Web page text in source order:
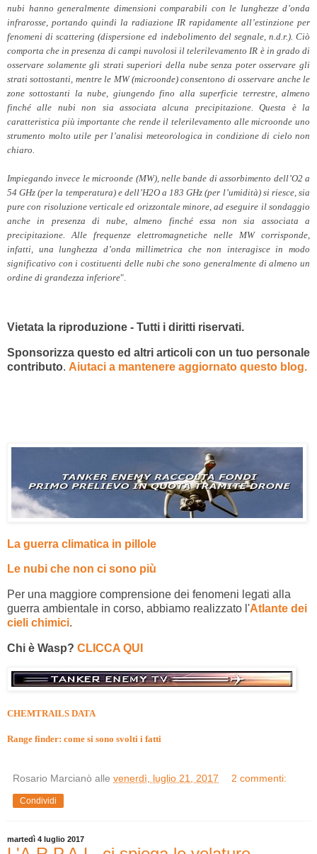
nubi hanno generalmente dimensioni comparabili con le lunghezze d’onda
infrarosse, portando quindi la radiazione IR rapidamente all’estinzione per
fenomeni di scattering (dispersione ed indebolimento del segnale, n.d.r.). Ciò
comporta che in presenza di campi nuvolosi il telerilevamento IR è in grado di
osservare solamente gli strati superiori della nube senza poter osservare gli
strati sottostanti, mentre le MW (microonde) consentono di osservare anche le
zone sottostanti la nube, giungendo fino alla superficie terrestre, almeno
finché alle nubi non sia associata alcuna precipitazione. Questa è la
caratteristica più importante che rende il telerilevamento alle microonde uno
strumento molto utile per l’analisi meteorologica in condizione di cielo non
chiaro.
Impiegando invece le microonde (MW), nelle bande di assorbimento dell’O2 a
54 GHz (per la temperatura) e dell’H2O a 183 GHz (per l’umidità) si riesce, sia
pure con risoluzione verticale ed orizzontale minore, ad eseguire il sondaggio
anche in presenza di nube, almeno finché essa non sia associata a
precipitazione. Alle frequenze elettromagnetiche nelle MW corrisponde,
infatti, una lunghezza d’onda millimetrica che non interagisce in modo
significativo con i costituenti delle nubi che sono generalmente di almeno un
ordine di grandezza inferiore".
Vietata la riproduzione - Tutti i diritti riservati.
Sponsorizza questo ed altri articoli con un tuo personale
contributo. Aiutaci a mantenere aggiornato questo blog.
La guerra climatica in pillole
Le nubi che non ci sono più
Per una maggiore comprensione dei fenomeni legati alla
guerra ambientale in corso, abbiamo realizzato l'Atlante dei
cieli chimici.
Chi è Wasp? CLICCA QUI
CHEMTRAILS DATA
Range finder: come si sono svolti i fatti
Rosario Marcianò alle venerdì, luglio 21, 2017 2 commenti:
Condividi
martedì 4 luglio 2017